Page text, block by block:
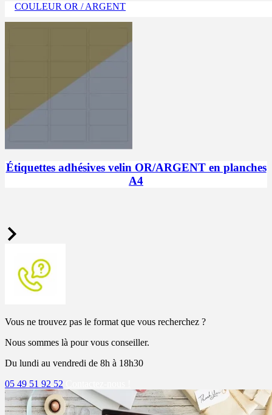
COULEUR OR / ARGENT
Étiquettes adhésives velin OR/ARGENT en planches
A4
Vous ne trouvez pas le format que vous recherchez ?
Nous sommes là pour vous conseiller.
Du lundi au vendredi de 8h à 18h30
05 49 51 92 52